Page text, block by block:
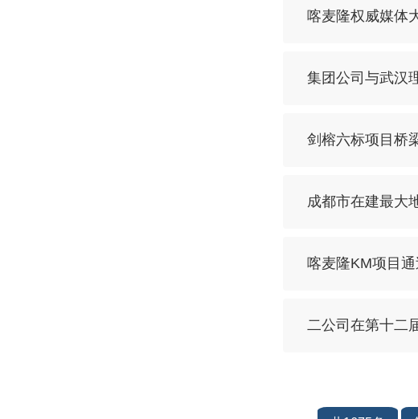
喀麦隆权威媒体
集团公司与武汉
剑榕六标项目桥
成都市在建最大
喀麦隆KM项目
二公司在第十二